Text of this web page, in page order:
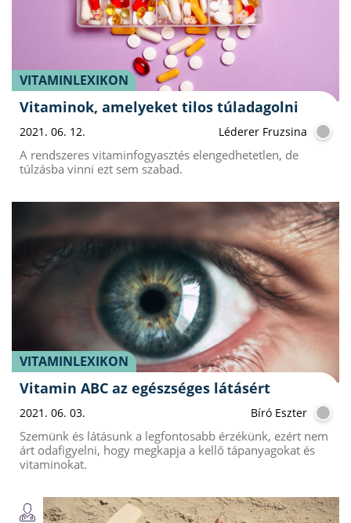
VITAMINLEXIKON
Vitaminok, amelyeket tilos túladagolni
2021. 06. 12. Léderer Fruzsina
A rendszeres vitaminfogyasztés elengedhetetlen, de
túlzásba vinni ezt sem szabad.
VITAMINLEXIKON
Vitamin ABC az egészséges látásért
2021. 06. 03. Bíró Eszter
Szemünk és látásunk a legfontosabb érzékünk, ezért nem
árt odafigyelni, hogy megkapja a kellő tápanyagokat és
vitaminokat.